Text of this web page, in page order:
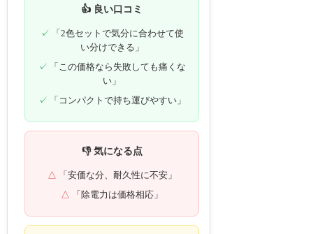
👍 良い口コミ
「2色セットで気分に合わせて使
い分けできる」
「この価格なら失敗しても痛くな
い」
「コンパクトで持ち運びやすい」
👎 気になる点
「安価な分、耐久性に不安」
「除電力は価格相応」